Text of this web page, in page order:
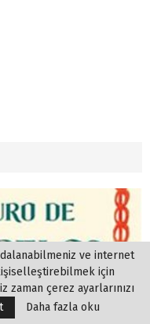
ve internet
için
zaman çerez ayarlarınızı
Daha fazla oku